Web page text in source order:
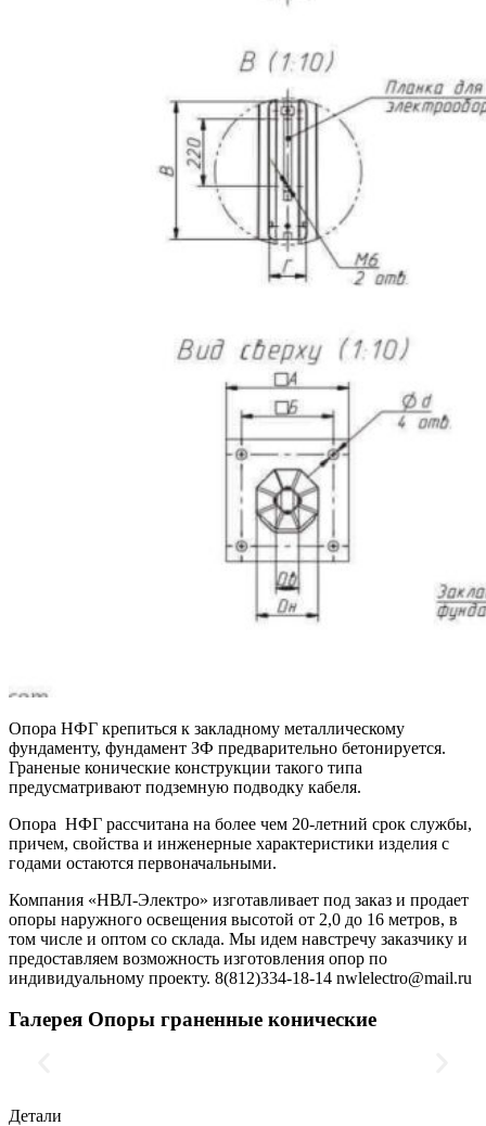
Опора НФГ крепиться к закладному металлическому
фундаменту, фундамент ЗФ предварительно бетонируется.
Граненые конические конструкции такого типа
предусматривают подземную подводку кабеля.
Опора НФГ рассчитана на более чем 20-летний срок службы,
причем, свойства и инженерные характеристики изделия с
годами остаются первоначальными.
Компания «НВЛ-Электро» изготавливает под заказ и продает
опоры наружного освещения высотой от 2,0 до 16 метров, в
том числе и оптом со склада. Мы идем навстречу заказчику и
предоставляем возможность изготовления опор по
индивидуальному проекту. 8(812)334-18-14 nwlelectro@mail.ru
Галерея Опоры граненные конические
Детали